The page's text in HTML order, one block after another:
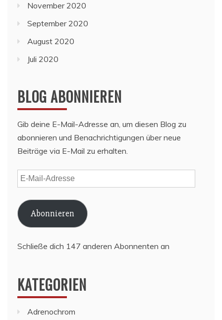
November 2020
September 2020
August 2020
Juli 2020
BLOG ABONNIEREN
Gib deine E-Mail-Adresse an, um diesen Blog zu
abonnieren und Benachrichtigungen über neue
Beiträge via E-Mail zu erhalten.
E-
Mail-
Adresse
Abonnieren
Schließe dich 147 anderen Abonnenten an
KATEGORIEN
Adrenochrom